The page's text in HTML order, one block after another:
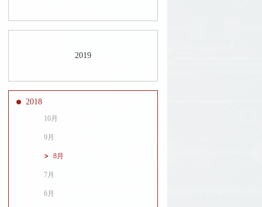
2019
2018
10月
9月
8月
7月
6月